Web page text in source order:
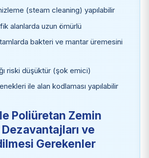
(steam cleaning) yapılabilir
alanlarda uzun ömürlü
bakteri ve mantar üremesini
riski düşüktür (şok emici)
ile alan kodlaması yapılabilir
Poliüretan Zemin
ve
Gerekenler